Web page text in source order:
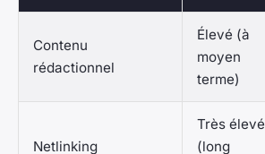
Contenu
rédactionnel
Élevé (à
moyen
terme)
Netlinking
Très élevé
(long